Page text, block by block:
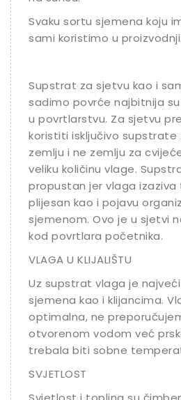
Svaku sortu sjemena koju
sami koristimo u proizvodnji.
Supstrat za sjetvu kao i
sadimo povrće najbitnija
u povrtlarstvu. Za sjetvu
koristiti isključivo supstrate
zemlju i ne zemlju za
veliku količinu vlage.
propustan jer vlaga izaziva
plijesan kao i pojavu
sjemenom. Ovo je u sjetvi
kod povrtlara početnika.
VLAGA U KLIJALIŠTU
Uz supstrat vlaga je
sjemena kao i klijancima.
optimalna, ne
otvorenom vodom već
trebala biti sobne
SVJETLOST